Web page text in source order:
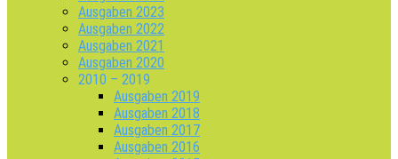
Ausgaben 2023
Ausgaben 2022
Ausgaben 2021
Ausgaben 2020
2010 – 2019
Ausgaben 2019
Ausgaben 2018
Ausgaben 2017
Ausgaben 2016